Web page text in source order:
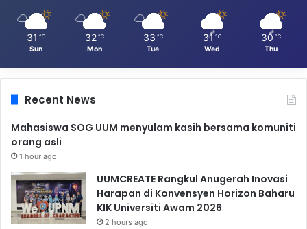
31 ℃
Sun
32 ℃
Mon
33 ℃
Tue
31 ℃
Wed
30 ℃
Thu
Recent News
Mahasiswa SOG UUM menyulam kasih bersama komuniti
orang asli
1 hour ago
UUMCREATE Rangkul Anugerah Inovasi
Harapan di Konvensyen Horizon Baharu
KIK Universiti Awam 2026
2 hours ago